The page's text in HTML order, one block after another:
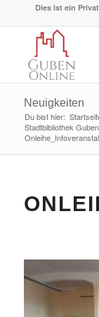
Dies ist ein
Neuigkeiten
Du bist hier:
Stadtbibliothek